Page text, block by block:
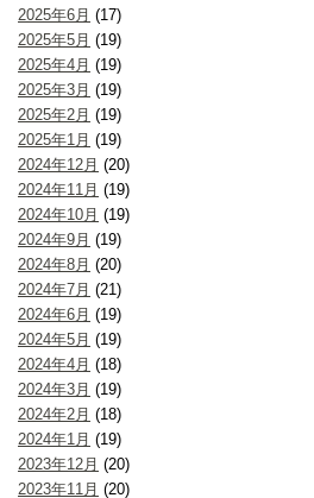
2025年6月 (17)
2025年5月 (19)
2025年4月 (19)
2025年3月 (19)
2025年2月 (19)
2025年1月 (19)
2024年12月 (20)
2024年11月 (19)
2024年10月 (19)
2024年9月 (19)
2024年8月 (20)
2024年7月 (21)
2024年6月 (19)
2024年5月 (19)
2024年4月 (18)
2024年3月 (19)
2024年2月 (18)
2024年1月 (19)
2023年12月 (20)
2023年11月 (20)